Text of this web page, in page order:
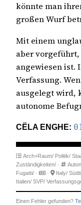
könnte man
großen Wurf
Mit einem
aber
angewiesen ist.
Verfassung.
ausgelegt wird,
autonome
CËLA ENGHE:
Arch+Raum/ Politik/
Zuständigkeiten/ ·
Fugatti/ · · Italy/
Italien/ SVP/
Einen Fehler gefunden?